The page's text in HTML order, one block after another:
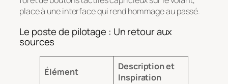
place à une interface qui rend hommage au passé.
Le poste de pilotage : Un retour aux
sources
Élément
Description et
Inspiration